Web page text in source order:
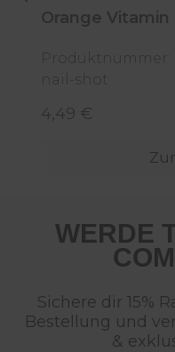
Orange Vitamin
Produktnummer:
nail-shot
Regulärer Preis:
4,49 €
WERDE
Sichere dir 15%
Bestellung und
&